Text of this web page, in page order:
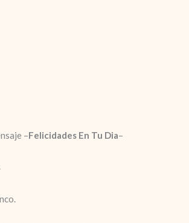
–Felicidades En Tu Dia–